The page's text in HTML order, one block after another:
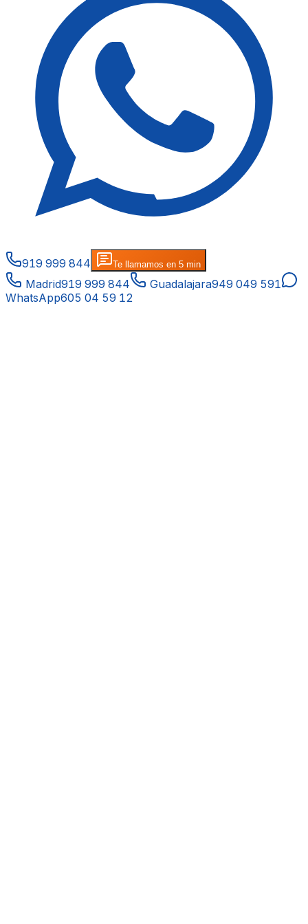
919 999 844 Te llamamos en 5 min
Madrid919 999 844 Guadalajara949 049 591
WhatsApp605 04 59 12